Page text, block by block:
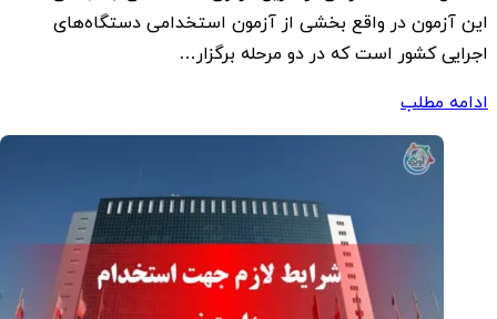
این آزمون در واقع بخشی از آزمون استخدامی دستگاه‌های
اجرایی کشور است که در دو مرحله برگزار…
ادامه مطلب